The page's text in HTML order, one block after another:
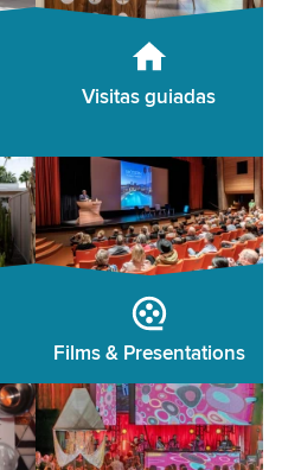
Visitas guiadas
Films & Presentations